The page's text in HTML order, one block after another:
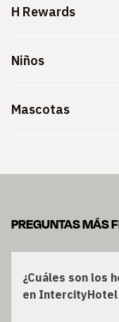
H Rewards
Niños
Mascotas
PREGUNTAS MÁS
¿Cuáles son los
en IntercityHotel